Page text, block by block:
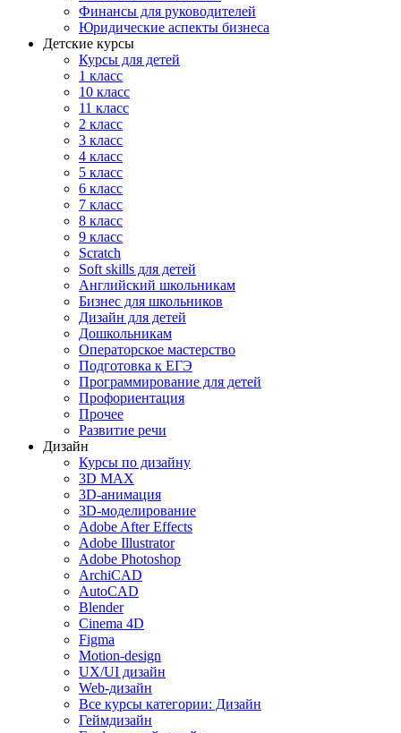
Финансы для руководителей
Юридические аспекты бизнеса
Детские курсы
Курсы для детей
1 класс
10 класс
11 класс
2 класс
3 класс
4 класс
5 класс
6 класс
7 класс
8 класс
9 класс
Scratch
Soft skills для детей
Английский школьникам
Бизнес для школьников
Дизайн для детей
Дошкольникам
Операторское мастерство
Подготовка к ЕГЭ
Программирование для детей
Профориентация
Прочее
Развитие речи
Дизайн
Курсы по дизайну
3D MAX
3D-анимация
3D-моделирование
Adobe After Effects
Adobe Illustrator
Adobe Photoshop
ArchiCAD
AutoCAD
Blender
Cinema 4D
Figma
Motion-design
UX/UI дизайн
Web-дизайн
Все курсы категории: Дизайн
Геймдизайн